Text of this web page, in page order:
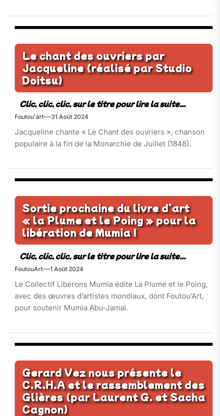
Le chant des ouvriers par
Jacqueline (réalisé par Studio
Doitsu)
Foutou'art 31 Août 2024
Jacqueline chante « Le Chant des ouvriers », chanson
populaire à la fin de la Monarchie de Juillet (1848).
Sortie prochaine du livre d’art
« la Plume et le Poing » pour la
libération de Mumia !
FoutouArt 1 Août 2024
Le Collectif Libérons Mumia édite La Plume et le Poing,
avec des œuvres d’artistes mondiaux, dont Foutou’Art,
pour soutenir Mumia Abu-Jamal.
Gerard Vez nous présente le
C.R.H.A et le rassemblement des
Glières (par Laurent G. et Sacha
Cagnon)